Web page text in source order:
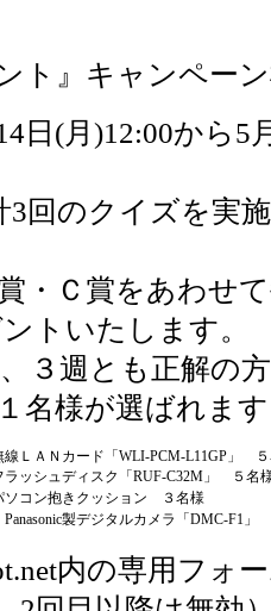
ト』キャンペー
日(月)12:00から5
回のクイズを実
・Ｃ賞をあわせて
トいたします。
３週とも正解の
名様が選ばれま
ＬＡＮカード「WLI-PCM-L11GP」
ッシュディスク「RUF-C32M」 ５名
コン抱きクッション ３名様
製デジタルカメラ「DMC-F1」
内の専用フォ